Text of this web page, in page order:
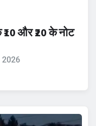
और ₹20 के नोट
2026